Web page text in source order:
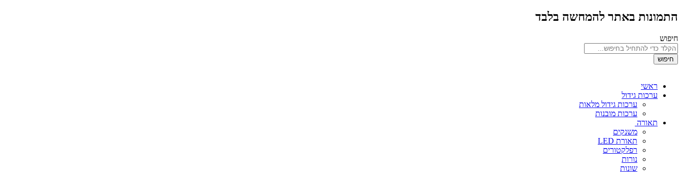
התמונות באתר להמחשה בלבד
חיפוש
חיפוש
ראשי
ערכות גידול
ערכות גידול מלאות
ערכות מובנות
תאורה
משנקים
תאורת LED
רפלקטורים
נורות
שונות